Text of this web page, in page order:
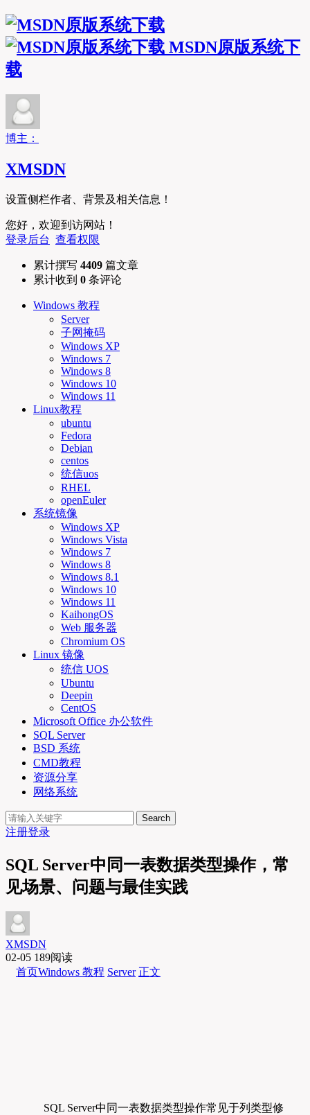
MSDN原版系统下
载
博主：
XMSDN
设置侧栏作者、背景及相关信息！
您好，欢迎到访网站！
登录后台 查看权限
累计撰写 4409 篇文章
累计收到 0 条评论
Windows 教程
Server
子网掩码
Windows XP
Windows 7
Windows 8
Windows 10
Windows 11
Linux教程
ubuntu
Fedora
Debian
centos
统信uos
RHEL
openEuler
系统镜像
Windows XP
Windows Vista
Windows 7
Windows 8
Windows 8.1
Windows 10
Windows 11
KaihongOS
Web 服务器
Chromium OS
Linux 镜像
统信 UOS
Ubuntu
Deepin
CentOS
Microsoft Office 办公软件
SQL Server
BSD 系统
CMD教程
资源分享
网络系统
Search
注册登录
SQL Server中同一表数据类型操作，常
见场景、问题与最佳实践
XMSDN
02-05 189阅读
首页Windows 教程 Server 正文
SQL Server中同一表数据类型操作常见于列类型修